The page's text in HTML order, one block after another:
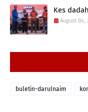
Kes
August 04,
buletin-darulnaim